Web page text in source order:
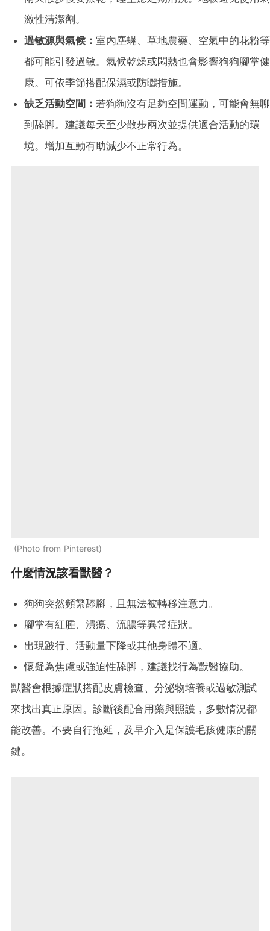
激性清潔劑。
過敏源與氣候： 室內塵蟎、草地農藥、空氣中的花粉等
都可能引發過敏。氣候乾燥或悶熱也會影響狗狗腳掌健
康。可依季節搭配保濕或防曬措施。
缺乏活動空間： 若狗狗沒有足夠空間運動，可能會無聊
到舔腳。建議每天至少散步兩次並提供適合活動的環
境。增加互動有助減少不正常行為。
Photo from Pinterest
什麼情況該看獸醫？
狗狗突然頻繁舔腳，且無法被轉移注意力。
腳掌有紅腫、潰瘍、流膿等異常症狀。
出現跛行、活動量下降或其他身體不適。
懷疑為焦慮或強迫性舔腳，建議找行為獸醫協助。
獸醫會根據症狀搭配皮膚檢查、分泌物培養或過敏測試
來找出真正原因。診斷後配合用藥與照護，多數情況都
能改善。不要自行拖延，及早介入是保護毛孩健康的關
鍵。